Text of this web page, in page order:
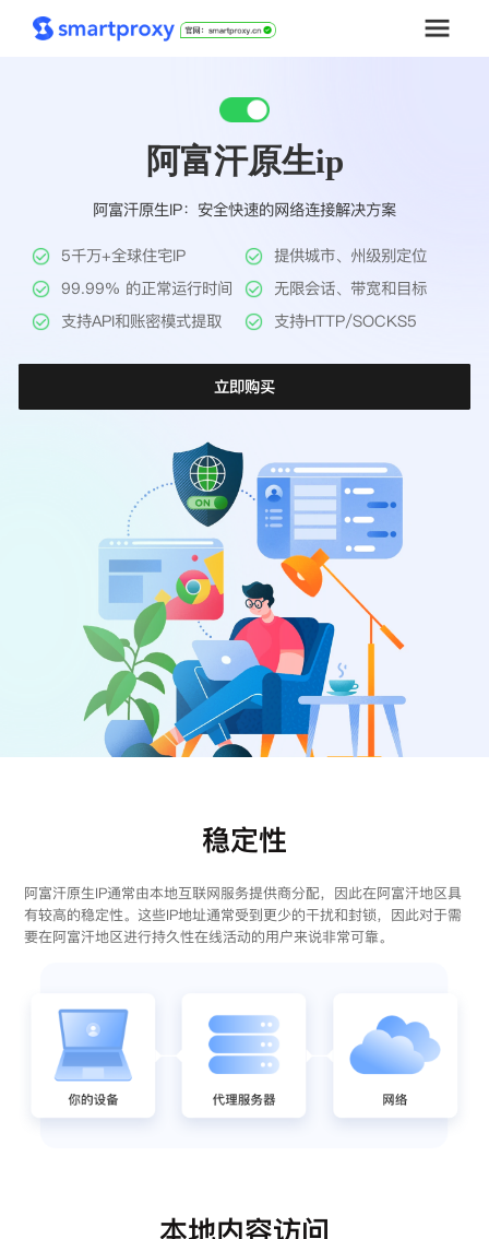
解决方案
工具
帮助中心
阿富汗原生ip
阿富汗原生IP：安全快速的网络连接解决方案
5千万+全球住宅IP
提供城市、州级别定位
99.99% 的正常运行时间
无限会话、带宽和目标
支持API和账密模式提取
支持HTTP/SOCKS5
立即购买
稳定性
阿富汗原生IP通常由本地互联网服务提供商分配，因此在阿富汗地区具
有较高的稳定性。这些IP地址通常受到更少的干扰和封锁，因此对于需
要在阿富汗地区进行持久性在线活动的用户来说非常可靠。
本地内容访问